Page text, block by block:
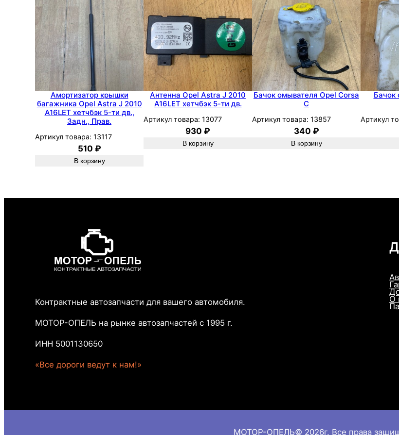
t
r
a
H
2
0
1
0
1
8
X
Амортизатор крышки
багажника Opel Astra J 2010
A16LET хетчбэк 5-ти дв.,
Задн., Прав.
Артикул товара: 13117
510 ₽
В корзину
Антенна Opel Astra J 2010
A16LET хетчбэк 5-ти дв.
Артикул товара: 13077
930 ₽
В корзину
Бачок омывателя Opel Corsa
C
Артикул товара: 13857
340 ₽
В корзину
Бачок
Артикул
Контрактные автозапчасти для вашего автомобиля.
МОТОР-ОПЕЛЬ на рынке автозапчастей с 1995 г.
ИНН 5001130650
«Все дороги ведут к нам!»
О
МОТОР-ОПЕЛЬ© 2026г. Все права